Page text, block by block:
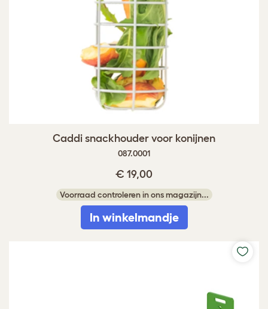
Caddi snackhouder voor konijnen
087.0001
€ 19,00
Voorraad controleren in ons magazijn...
In winkelmandje